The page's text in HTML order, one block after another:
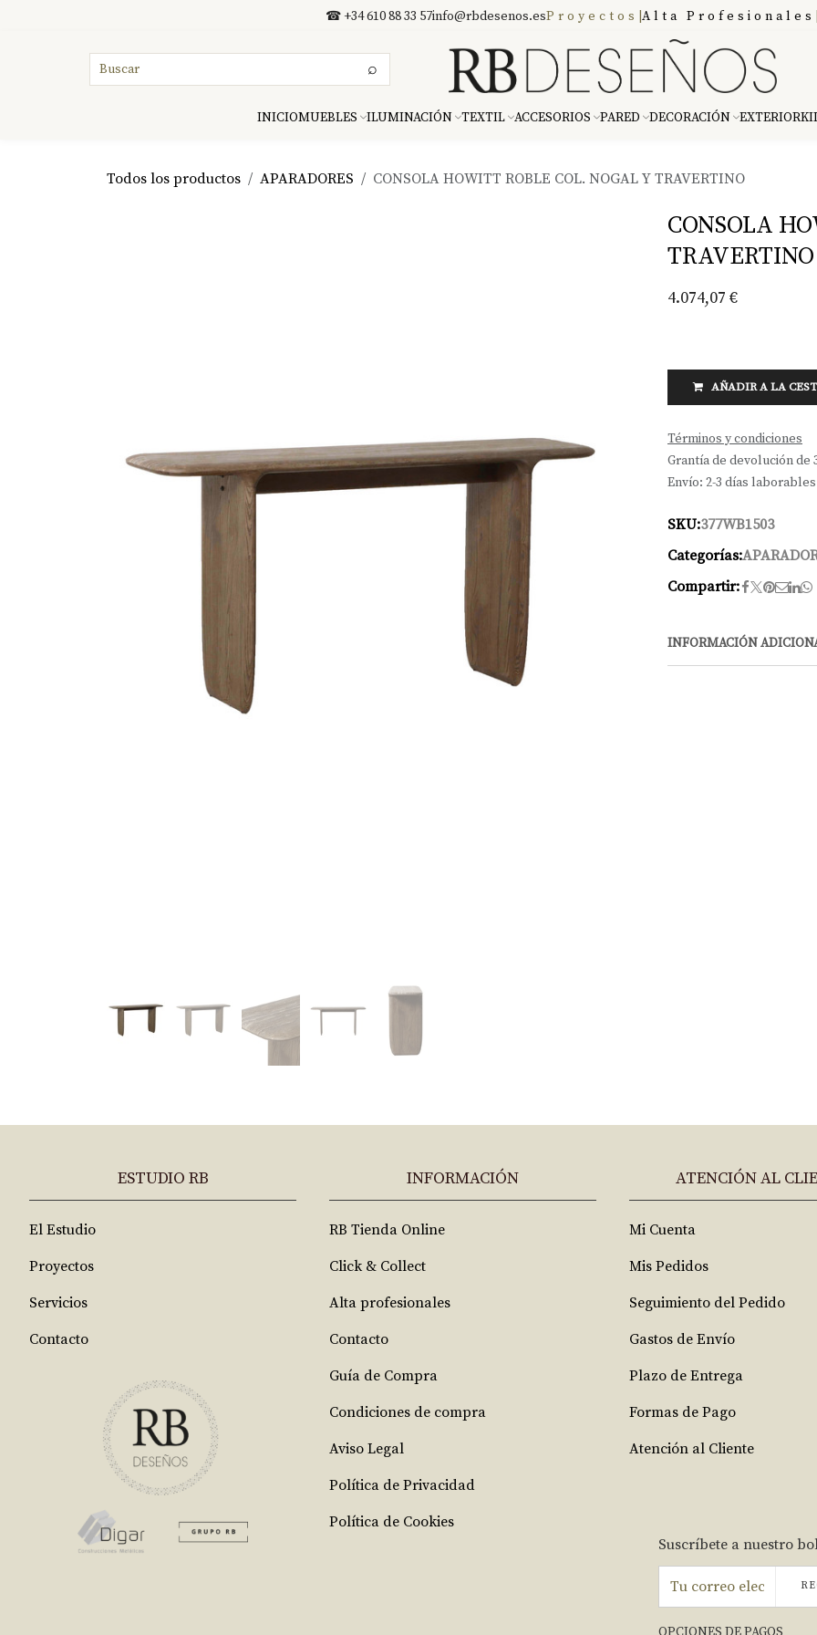
☎ +34 610 88 33 57info@rbdesenos.esProyectos Alta Profesionales
⌕
INICIOMUEBLES ILUMINACIÓN TEXTIL ACCESORIOS PARED DECORACIÓN EXTERIOR
Todos los productos APARADORES CONSOLA HOWITT ROBLE COL. NOGAL Y TRAVERTINO
CONSOLA
TRAVERTINO
4.074,07 €
AÑADIR A LA
Términos y condiciones
Grantía de devolución de
Envío: 2-3 días laborables
SKU:377WB1503
Categorías:
Compartir:
INFORMACIÓN
ESTUDIO RB
El Estudio
Proyectos
Servicios
Contacto
INFORMACIÓN
RB Tienda Online
Click & Collect
Alta profesionales
Contacto
Guía de Compra
Condiciones de compra
Aviso Legal
Política de Privacidad
Política de Cookies
ATENCIÓN AL
Mi Cuenta
Mis Pedidos
Seguimiento del Pedido
Gastos de Envío
Plazo de Entrega
Formas de Pago
Atención al Cliente
Suscríbete a nuestro